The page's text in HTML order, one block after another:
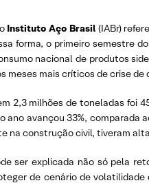
Instituto Aço Brasil(IABr)
forma, o primeiro semestre
nacional de produtos
meses mais críticos de crise
2,3 milhões de toneladas foi
avançou 33%, comparada
na construção civil, tiveram
ser explicada não só pela
de cenário de